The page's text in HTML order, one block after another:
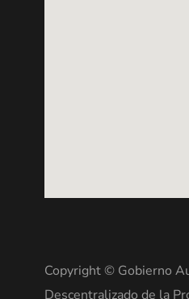
Copyright © Gobierno
Descentralizado de la